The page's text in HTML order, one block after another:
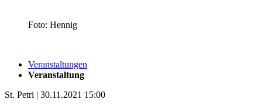
Foto: Hennig
Veranstaltungen
Veranstaltung
St. Petri | 30.11.2021 15:00